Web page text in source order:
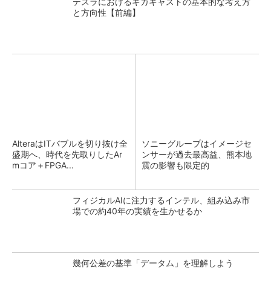
と方向性【前編】
AlteraはITバブルを切り抜け全
盛期へ、時代を先取りしたAr
mコア＋FPGA...
ソニーグループはイメージセ
ンサーが過去最高益、熊本地
震の影響も限定的
フィジカルAIに注力するインテル、組み込み市
場での約40年の実績を生かせるか
幾何公差の基準「データム」を理解しよう